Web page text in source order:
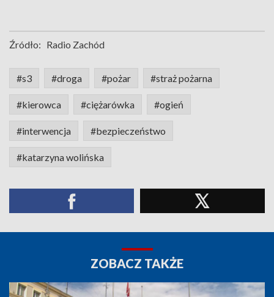
Źródło: Radio Zachód
#s3 #droga #pożar #straż pożarna
#kierowca #ciężarówka #ogień
#interwencja #bezpieczeństwo
#katarzyna wolińska
ZOBACZ TAKŻE